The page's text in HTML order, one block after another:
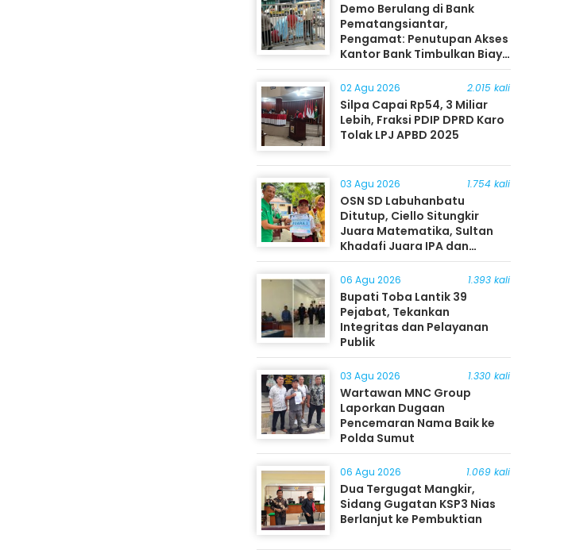
Demo Berulang di Bank
Pematangsiantar,
Pengamat: Penutupan Akses
Kantor Bank Timbulkan Biaya
Ekonomi bagi Masyarakat
02 Agu 2026 2.015 kali
Silpa Capai Rp54, 3 Miliar
Lebih, Fraksi PDIP DPRD Karo
Tolak LPJ APBD 2025
03 Agu 2026 1.754 kali
OSN SD Labuhanbatu
Ditutup, Ciello Situngkir
Juara Matematika, Sultan
Khadafi Juara IPA dan
Timothy Rangkuti Juara IPS
06 Agu 2026 1.393 kali
Bupati Toba Lantik 39
Pejabat, Tekankan
Integritas dan Pelayanan
Publik
03 Agu 2026 1.330 kali
Wartawan MNC Group
Laporkan Dugaan
Pencemaran Nama Baik ke
Polda Sumut
06 Agu 2026 1.069 kali
Dua Tergugat Mangkir,
Sidang Gugatan KSP3 Nias
Berlanjut ke Pembuktian